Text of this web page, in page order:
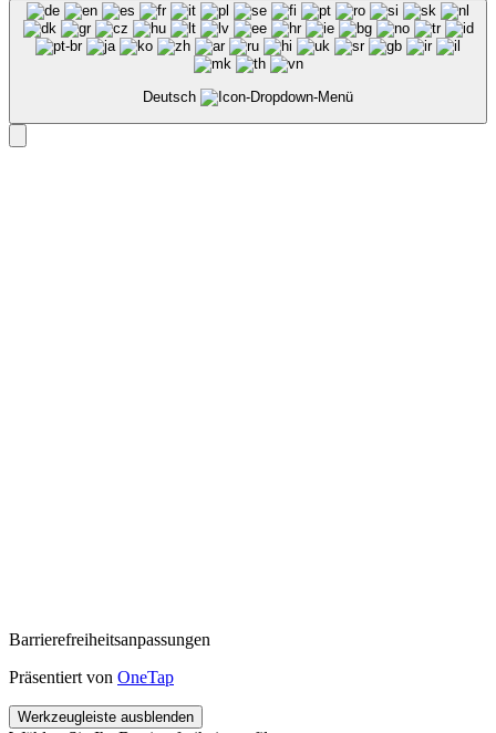
Deutsch
Barrierefreiheitsanpassungen
Präsentiert von OneTap
Werkzeugleiste ausblenden